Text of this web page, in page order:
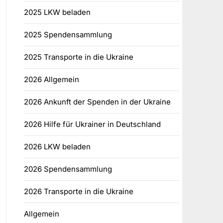
2025 LKW beladen
2025 Spendensammlung
2025 Transporte in die Ukraine
2026 Allgemein
2026 Ankunft der Spenden in der Ukraine
2026 Hilfe für Ukrainer in Deutschland
2026 LKW beladen
2026 Spendensammlung
2026 Transporte in die Ukraine
Allgemein